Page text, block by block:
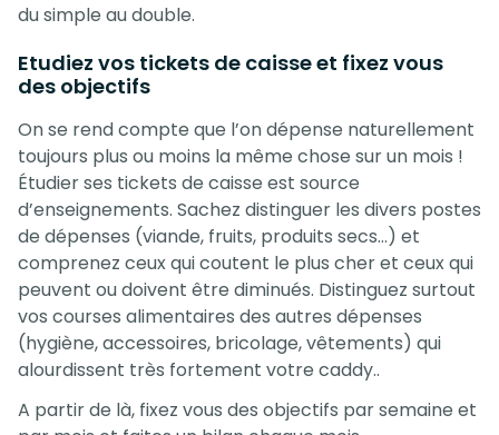
du simple au double.
Etudiez vos tickets de caisse et fixez vous
des objectifs
On se rend compte que l’on dépense naturellement
toujours plus ou moins la même chose sur un mois !
Étudier ses tickets de caisse est source
d’enseignements. Sachez distinguer les divers postes
de dépenses (viande, fruits, produits secs…) et
comprenez ceux qui coutent le plus cher et ceux qui
peuvent ou doivent être diminués. Distinguez surtout
vos courses alimentaires des autres dépenses
(hygiène, accessoires, bricolage, vêtements) qui
alourdissent très fortement votre caddy..
A partir de là, fixez vous des objectifs par semaine et